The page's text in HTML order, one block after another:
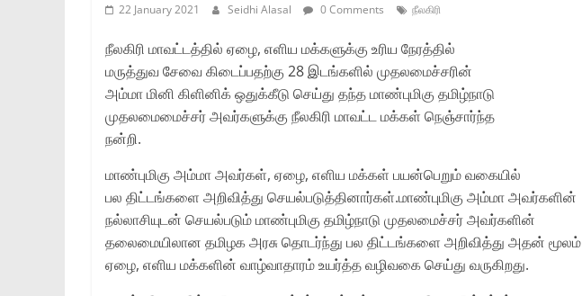
22 January 2021 Seidhi Alasal 0 Comments நீலகிரி
நீலகிரி மாவட்டத்தில்‌ ஏழை, எளிய மக்களுக்கு உரிய நேரத்தில்‌
மருத்துவ சேவை கிடைப்பதற்கு 28 இடங்களில்‌ முதலமைச்சரின்‌
அம்மா மினி கிளினிக்‌ ஒதுக்கீடு செய்து தந்த மாண்புமிகு தமிழ்நாடு
முதலமைமைச்சர்‌ அவர்களுக்கு நீலகிரி மாவட்ட மக்கள்‌ நெஞ்சார்ந்த
நன்றி.
மாண்புமிகு அம்மா அவர்கள்‌, ஏழை, எளிய மக்கள்‌ பயன்பெறும்‌ வகையில்‌
பல திட்டங்களை அறிவித்து செயல்படுத்தினார்கள்‌.மாண்புமிகு அம்மா அவர்களின்‌
நல்லாசியுடன்‌ செயல்படும்‌ மாண்புமிகு தமிழ்நாடு முதலமைச்சர்‌ அவர்களின்‌
தலைமையிலான தமிழக அரசு தொடர்ந்து பல திட்டங்களை அறிவித்து அதன்‌ மூலம்‌
ஏழை, எளிய மக்களின்‌ வாழ்வாதாரம்‌ உயர்த்த வழிவகை செய்து வருகிறது.